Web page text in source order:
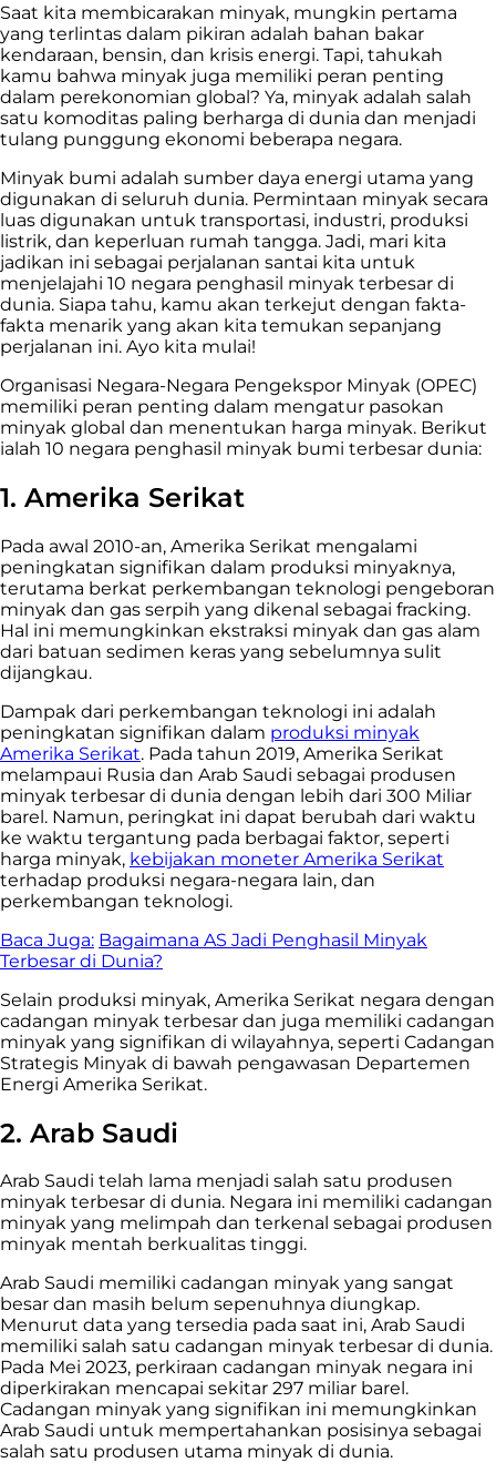
Saat kita membicarakan minyak, mungkin pertama
yang terlintas dalam pikiran adalah bahan bakar
kendaraan, bensin, dan krisis energi. Tapi, tahukah
kamu bahwa minyak juga memiliki peran penting
dalam perekonomian global? Ya, minyak adalah salah
satu komoditas paling berharga di dunia dan menjadi
tulang punggung ekonomi beberapa negara.
Minyak bumi adalah sumber daya energi utama yang
digunakan di seluruh dunia. Permintaan minyak secara
luas digunakan untuk transportasi, industri, produksi
listrik, dan keperluan rumah tangga. Jadi, mari kita
jadikan ini sebagai perjalanan santai kita untuk
menjelajahi 10 negara penghasil minyak terbesar di
dunia. Siapa tahu, kamu akan terkejut dengan fakta-
fakta menarik yang akan kita temukan sepanjang
perjalanan ini. Ayo kita mulai!
Organisasi Negara-Negara Pengekspor Minyak (OPEC)
memiliki peran penting dalam mengatur pasokan
minyak global dan menentukan harga minyak. Berikut
ialah 10 negara penghasil minyak bumi terbesar dunia:
1. Amerika Serikat
Pada awal 2010-an, Amerika Serikat mengalami
peningkatan signifikan dalam produksi minyaknya,
terutama berkat perkembangan teknologi pengeboran
minyak dan gas serpih yang dikenal sebagai fracking.
Hal ini memungkinkan ekstraksi minyak dan gas alam
dari batuan sedimen keras yang sebelumnya sulit
dijangkau.
Dampak dari perkembangan teknologi ini adalah
peningkatan signifikan dalam produksi minyak
Amerika Serikat. Pada tahun 2019, Amerika Serikat
melampaui Rusia dan Arab Saudi sebagai produsen
minyak terbesar di dunia dengan lebih dari 300 Miliar
barel. Namun, peringkat ini dapat berubah dari waktu
ke waktu tergantung pada berbagai faktor, seperti
harga minyak, kebijakan moneter Amerika Serikat
terhadap produksi negara-negara lain, dan
perkembangan teknologi.
Baca Juga: Bagaimana AS Jadi Penghasil Minyak
Terbesar di Dunia?
Selain produksi minyak, Amerika Serikat negara dengan
cadangan minyak terbesar dan juga memiliki cadangan
minyak yang signifikan di wilayahnya, seperti Cadangan
Strategis Minyak di bawah pengawasan Departemen
Energi Amerika Serikat.
2. Arab Saudi
Arab Saudi telah lama menjadi salah satu produsen
minyak terbesar di dunia. Negara ini memiliki cadangan
minyak yang melimpah dan terkenal sebagai produsen
minyak mentah berkualitas tinggi.
Arab Saudi memiliki cadangan minyak yang sangat
besar dan masih belum sepenuhnya diungkap.
Menurut data yang tersedia pada saat ini, Arab Saudi
memiliki salah satu cadangan minyak terbesar di dunia.
Pada Mei 2023, perkiraan cadangan minyak negara ini
diperkirakan mencapai sekitar 297 miliar barel.
Cadangan minyak yang signifikan ini memungkinkan
Arab Saudi untuk mempertahankan posisinya sebagai
salah satu produsen utama minyak di dunia.